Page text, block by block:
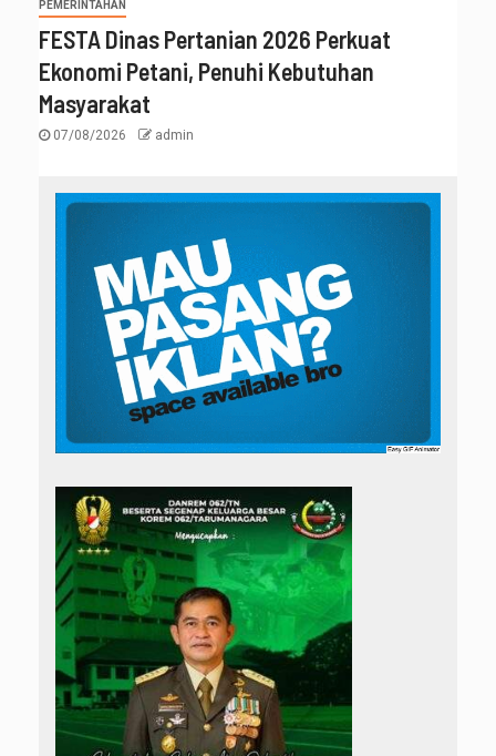
PEMERINTAHAN
FESTA Dinas Pertanian 2026 Perkuat
Ekonomi Petani, Penuhi Kebutuhan
Masyarakat
07/08/2026 admin